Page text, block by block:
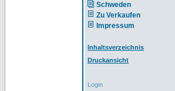
Schweden
Zu Verkaufen
Impressum
Inhaltsverzeichnis
Druckansicht
Login